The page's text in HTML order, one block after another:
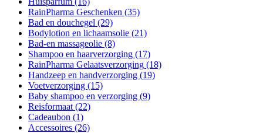
RainPharma Geschenken (35)
Bad en douchegel (29)
Bodylotion en lichaamsolie (21)
Bad-en massageolie (8)
Shampoo en haarverzorging (17)
RainPharma Gelaatsverzorging (18)
Handzeep en handverzorging (19)
Voetverzorging (15)
Baby shampoo en verzorging (9)
Reisformaat (22)
Cadeaubon (1)
Accessoires (26)